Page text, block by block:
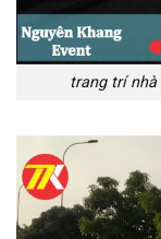
trang trí